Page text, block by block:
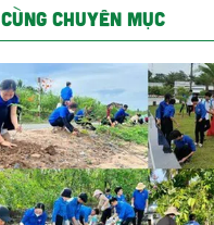
CÙNG CHUYÊN MỤC